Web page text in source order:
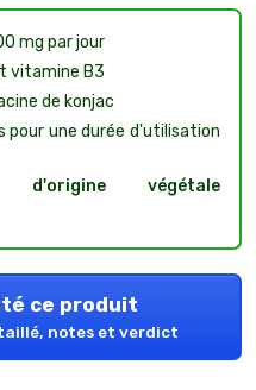
mg par jour
vitamine B3
de konjac
pour une durée d'utilisation
d'origine végétale
ce produit
notes et verdict